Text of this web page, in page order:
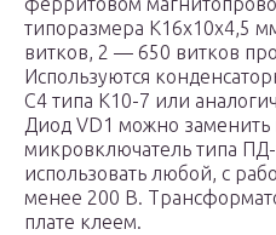
типоразмера К16х10х4,5
витков, 2 — 650 витков
Используются
С4 типа К10-7 или
Диод VD1 можно
микровключатель типа
использовать любой, с
менее 200 В.
плате клеем.